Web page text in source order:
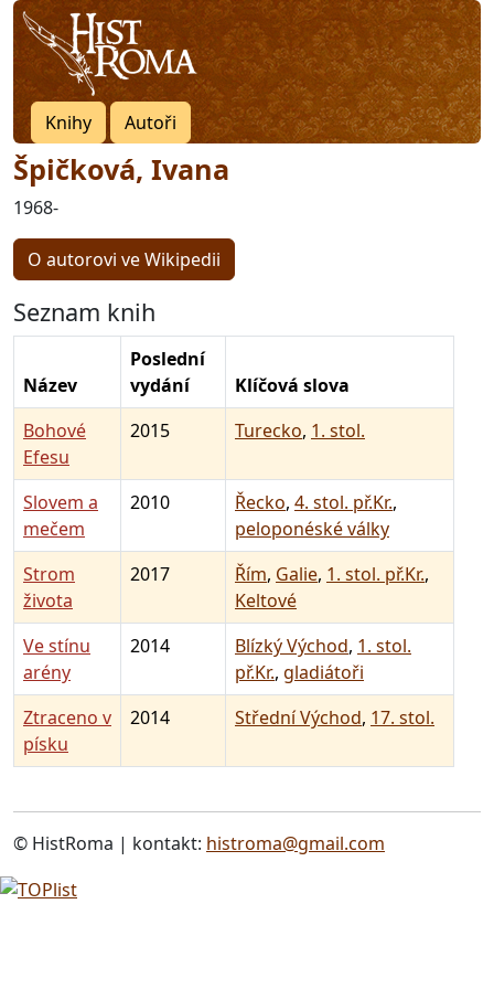
Knihy Autoři
Špičková, Ivana
1968-
O autorovi ve Wikipedii
Seznam knih
Název
Poslední
vydání
Klíčová slova
Bohové
Efesu
2015 Turecko, 1. stol.
Slovem a
mečem
2010 Řecko, 4. stol. př.Kr.,
peloponéské války
Strom
života
2017 Řím, Galie, 1. stol. př.Kr.,
Keltové
Ve stínu
arény
2014 Blízký Východ, 1. stol.
př.Kr., gladiátoři
Ztraceno v
písku
2014 Střední Východ, 17. stol.
© HistRoma | kontakt: histroma@gmail.com